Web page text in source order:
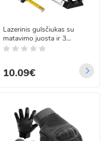
Lazerinis gulsčiukas su
matavimo juosta ir 3
ampulėmis, Bigstren 21747,
10.09€